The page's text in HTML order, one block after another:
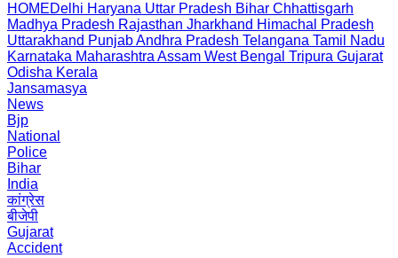
HOMEDelhi Haryana Uttar Pradesh Bihar Chhattisgarh
Madhya Pradesh Rajasthan Jharkhand Himachal Pradesh
Uttarakhand PunjabAndhra Pradesh Telangana Tamil Nadu
Karnataka Maharashtra Assam West Bengal Tripura Gujarat
Odisha Kerala
Jansamasya
News
Bjp
National
Police
Bihar
India
कांग्रेस
बीजेपी
Gujarat
Accident